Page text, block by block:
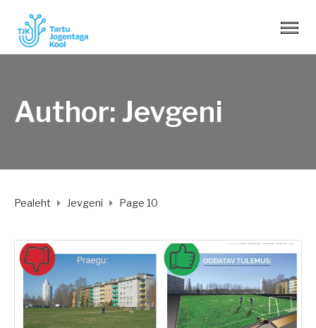
Author: Jevgeni
Pealeht Jevgeni Page 10